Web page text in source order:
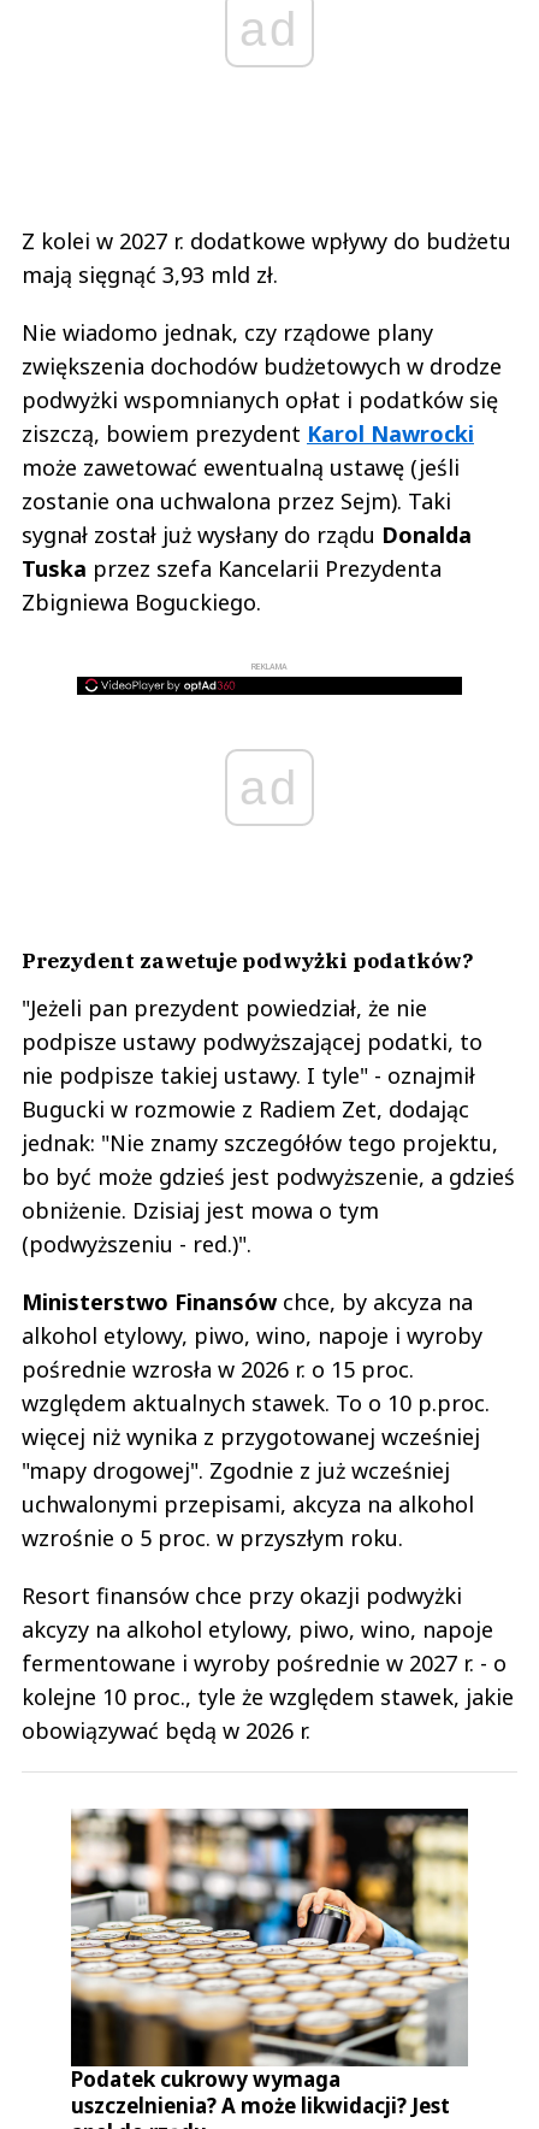
ad
Z kolei w 2027 r. dodatkowe wpływy do budżetu
mają sięgnąć 3,93 mld zł.
Nie wiadomo jednak, czy rządowe plany
zwiększenia dochodów budżetowych w drodze
podwyżki wspomnianych opłat i podatków się
ziszczą, bowiem prezydent Karol Nawrocki
może zawetować ewentualną ustawę (jeśli
zostanie ona uchwalona przez Sejm). Taki
sygnał został już wysłany do rządu Donalda
Tuska przez szefa Kancelarii Prezydenta
Zbigniewa Boguckiego.
REKLAMA
ad
Prezydent zawetuje podwyżki podatków?
"Jeżeli pan prezydent powiedział, że nie
podpisze ustawy podwyższającej podatki, to
nie podpisze takiej ustawy. I tyle" - oznajmił
Bugucki w rozmowie z Radiem Zet, dodając
jednak: "Nie znamy szczegółów tego projektu,
bo być może gdzieś jest podwyższenie, a gdzieś
obniżenie. Dzisiaj jest mowa o tym
(podwyższeniu - red.)".
Ministerstwo Finansówchce, by akcyza na
alkohol etylowy, piwo, wino, napoje i wyroby
pośrednie wzrosła w 2026 r. o 15 proc.
względem aktualnych stawek. To o 10 p.proc.
więcej niż wynika z przygotowanej wcześniej
"mapy drogowej". Zgodnie z już wcześniej
uchwalonymi przepisami, akcyza na alkohol
wzrośnie o 5 proc. w przyszłym roku.
Resort finansów chce przy okazji podwyżki
akcyzy na alkohol etylowy, piwo, wino, napoje
fermentowane i wyroby pośrednie w 2027 r. - o
kolejne 10 proc., tyle że względem stawek, jakie
obowiązywać będą w 2026 r.
Podatek cukrowy wymaga
uszczelnienia? A może likwidacji? Jest